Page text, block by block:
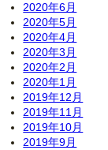
2020年6月
2020年5月
2020年4月
2020年3月
2020年2月
2020年1月
2019年12月
2019年11月
2019年10月
2019年9月